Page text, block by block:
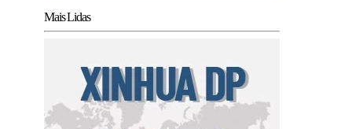
Mais Lidas